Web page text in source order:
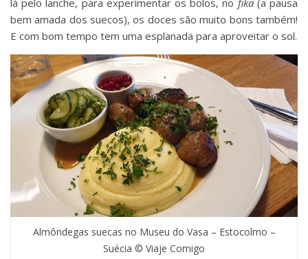
lá pelo lanche, para experimentar os bolos, no fika (a pausa
bem amada dos suecos), os doces são muito bons também!
E com bom tempo tem uma esplanada para aproveitar o sol.
Almôndegas suecas no Museu do Vasa – Estocolmo –
Suécia © Viaje Comigo